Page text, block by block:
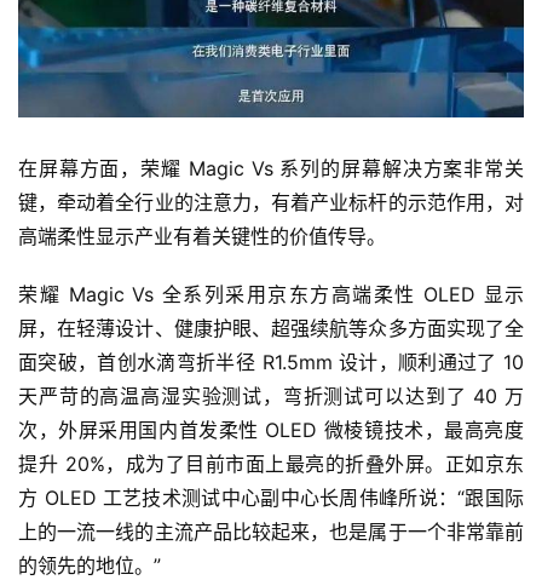
测
师
行
家
车
讯
快
专
栏
登录 注册
在屏幕方面，荣耀 Magic Vs 系列的屏幕解决方案非常关
键，牵动着全行业的注意力，有着产业标杆的示范作用，对
高端柔性显示产业有着关键性的价值传导。
荣耀 Magic Vs 全系列采用京东方高端柔性 OLED 显示
屏，在轻薄设计、健康护眼、超强续航等众多方面实现了全
面突破，首创水滴弯折半径 R1.5mm 设计，顺利通过了 10
天严苛的高温高湿实验测试，弯折测试可以达到了 40 万
次，外屏采用国内首发柔性 OLED 微棱镜技术，最高亮度
提升 20%，成为了目前市面上最亮的折叠外屏。正如京东
方 OLED 工艺技术测试中心副中心长周伟峰所说：“跟国际
上的一流一线的主流产品比较起来，也是属于一个非常靠前
的领先的地位。”